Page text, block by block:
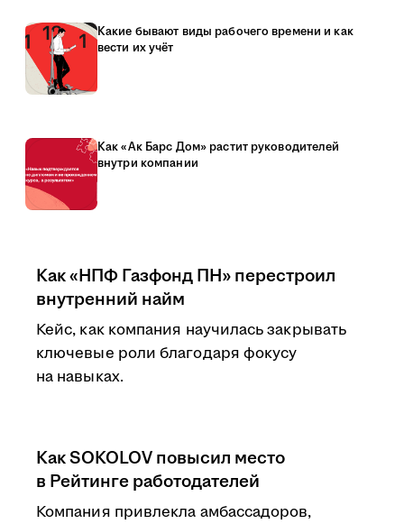
Какие бывают виды рабочего времени и как
вести их учёт
Как «Ак Барс Дом» растит руководителей
внутри компании
Как «НПФ Газфонд ПН» перестроил
внутренний найм
Кейс, как компания научилась закрывать
ключевые роли благодаря фокусу
на навыках.
Как SOKOLOV повысил место
в Рейтинге работодателей
Компания привлекла амбассадоров,